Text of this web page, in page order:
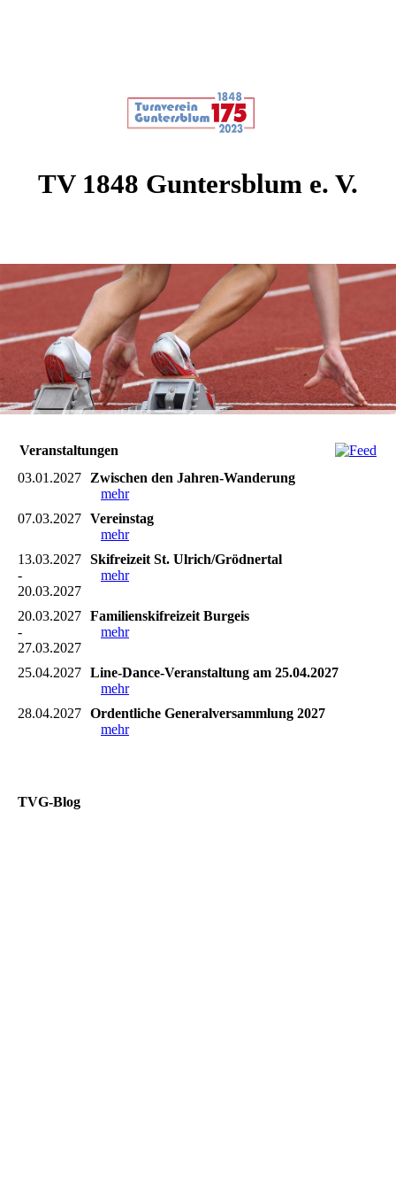
TV 1848 Guntersblum e. V.
Veranstaltungen
03.01.2027
Zwischen den Jahren-Wanderung
mehr
07.03.2027 Vereinstag
mehr
13.03.2027
-
20.03.2027
Skifreizeit St. Ulrich/Grödnertal
mehr
20.03.2027
-
27.03.2027
Familienskifreizeit Burgeis
mehr
25.04.2027 Line-Dance-Veranstaltung am 25.04.2027
mehr
28.04.2027 Ordentliche Generalversammlung 2027
mehr
TVG-Blog